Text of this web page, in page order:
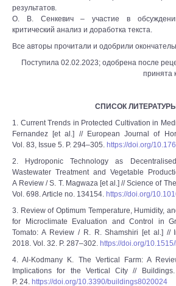
результатов.
О. В. Сенкевич – участие в
критический анализ и доработка текста.
Все авторы прочитали и одобрили
Поступила 02.02.2023; одобрена после
принята
СПИСОК ЛИТЕРАТУРЫ
1. Current Trends in Protected Cultivation in
Fernandez [et al.] // European Journal of
Vol. 83, Issue 5. P. 294–305. https://doi.org/
2. Hydroponic Technology as
Wastewater Treatment and Vegetable
A Review / S. T. Magwaza [et al.] // Science of
Vol. 698. Article no. 134154. https://doi.org/
3. Review of Optimum Temperature, Humidity,
for Microclimate Evaluation and Control in
Tomato: A Review / R. R. Shamshiri [et al.] //
2018. Vol. 32. P. 287–302. https://doi.org/
4. Al-Kodmany K. The Vertical Farm: A
Implications for the Vertical City //
P. 24. https://doi.org/10.3390/buildings8020024